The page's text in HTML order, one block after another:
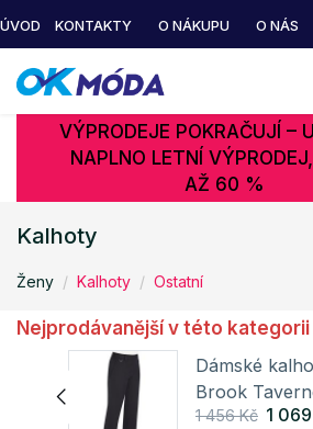
ÚVOD KONTAKTY O NÁKUPU O NÁS
VÝPRODEJE POKRAČUJÍ –
NAPLNO LETNÍ
AŽ 60 %
Kalhoty
Ženy Kalhoty Ostatní
Nejprodávanější v této kategorii
Dámské
Brook
1 456 Kč 1